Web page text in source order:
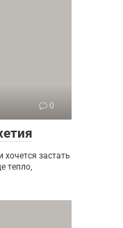
0
хочется застать
тепло,